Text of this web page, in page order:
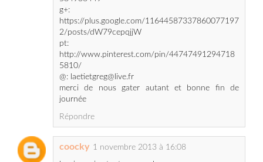
http://www.pinterest.com/pin/44747491294718
5810/
@: laetietgreg@live.fr
merci de nous gater autant et bonne fin de
journée
Répondre
bonjour je tente ma chance pour ce super
concours.
je souhaite jouer pour le lot 3 trousse belle de
nuit